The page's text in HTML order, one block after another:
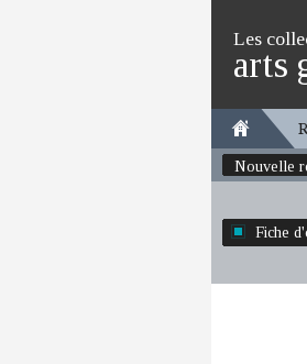
Les
arts
Nouvelle
Fiche